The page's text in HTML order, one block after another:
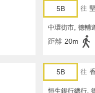
5B 往
中環街市, 德輔
距離 20m
5B 往
恒生銀行總行,